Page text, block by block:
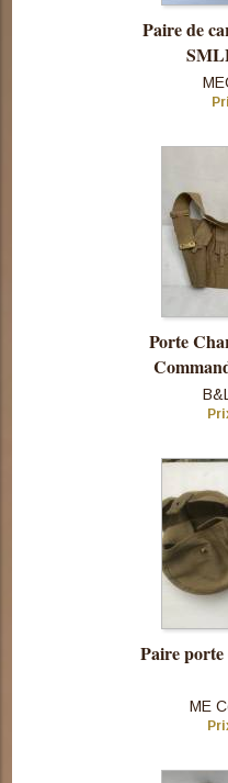
Paire de
Porte
Paire
ME